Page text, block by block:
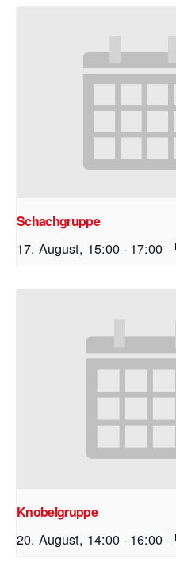
Schachgruppe
17. August, 15:00- 17:00
Knobelgruppe
20. August, 14:00- 16:00